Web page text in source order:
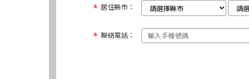
居住縣市：
聯絡電話：